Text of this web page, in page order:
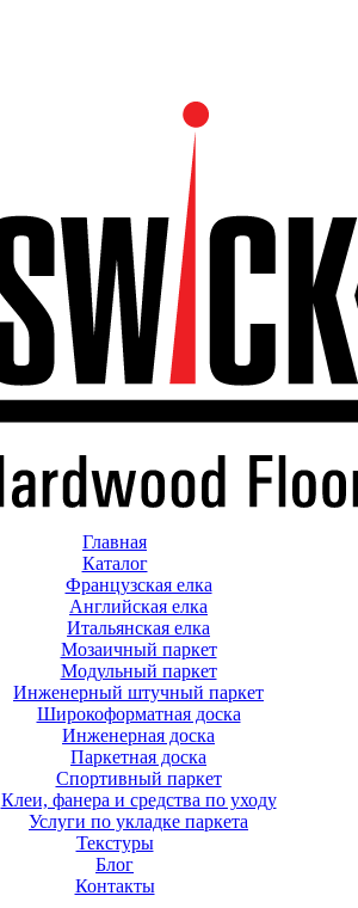
Главная
Каталог
Французская елка
Английская елка
Итальянская елка
Мозаичный паркет
Модульный паркет
Инженерный штучный паркет
Широкоформатная доска
Инженерная доска
Паркетная доска
Спортивный паркет
Клеи, фанера и средства по уходу
Услуги по укладке паркета
Текстуры
Блог
Контакты